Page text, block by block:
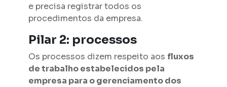
e precisa registrar todos os
procedimentos da empresa.
Pilar 2: processos
Os processos dizem respeito aos fluxos
de trabalho estabelecidos pela
empresa para o gerenciamento dos